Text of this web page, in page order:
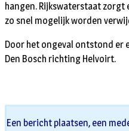
hangen. Rijkswaterstaat
zo snel mogelijk worden
Door het ongeval ontstond er
Den Bosch richting Helvoirt.
Een bericht plaatsen, een